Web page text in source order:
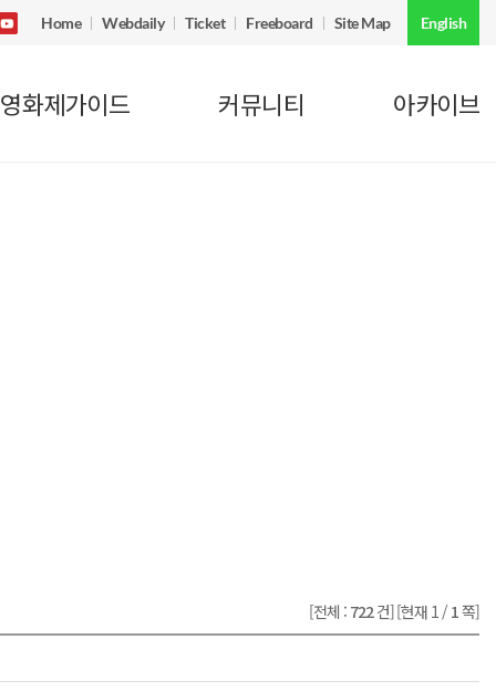
English
Home Webdaily Ticket Freeboard Site Map
영화제가이드 커뮤니티 아카이브
[전체 : 722건][현재 1 / 1쪽]